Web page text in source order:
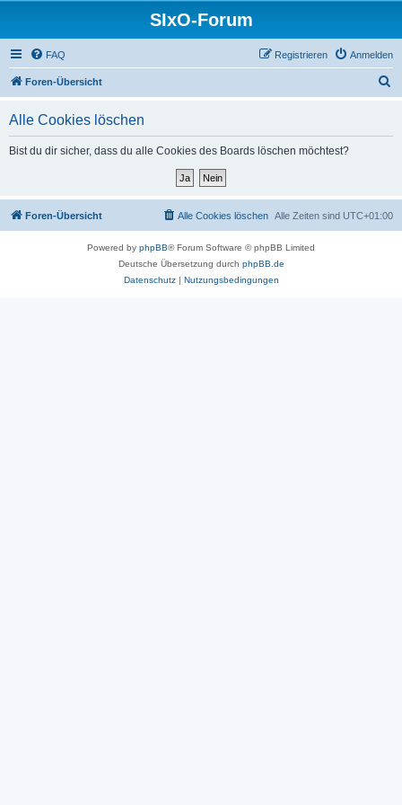
SIxO-Forum
FAQ Anmelden
Registrieren
Foren-Übersicht
Alle Cookies löschen
Bist du dir sicher, dass du alle Cookies des Boards löschen möchtest?
Foren-Übersicht Alle Zeiten sind UTC+01:00
Alle Cookies löschen
Powered by phpBB® Forum Software © phpBB Limited
Deutsche Übersetzung durch phpBB.de
Datenschutz| Nutzungsbedingungen